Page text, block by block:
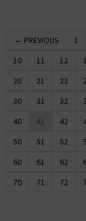
← PREVIOUS 1
10
11 12
20
21 22
30
31 32
40
41 42
50
51 52
60
61 62
70
71 72